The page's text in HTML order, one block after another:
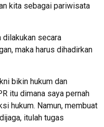
kita sebagai pariwisata
secara
maka harus dihadirkan
bikin hukum dan
itu dimana saya pernah
hukum. Namun, membuat
itulah tugas